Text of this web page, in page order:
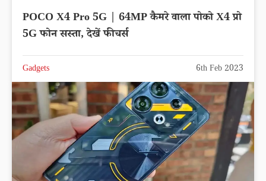
POCO X4 Pro 5G | 64MP कैमरे वाला पोको X4 प्रो
5G फोन सस्ता, देखें फीचर्स
Gadgets 6th Feb 2023